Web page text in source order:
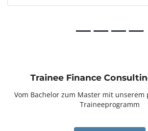
Trainee Finance
Vom Bachelor zum Master mit
Traineeprogramm